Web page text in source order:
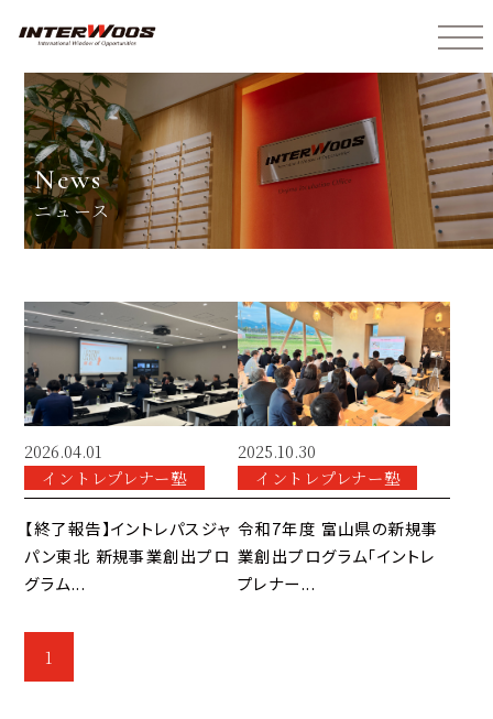
news
ニュース
2026.04.01
イントレプレナー塾
【終了報告】イントレパスジャ
パン東北 新規事業創出プロ
グラム...
2025.10.30
イントレプレナー塾
令和7年度 富山県の新規事
業創出プログラム「イントレ
プレナー...
1